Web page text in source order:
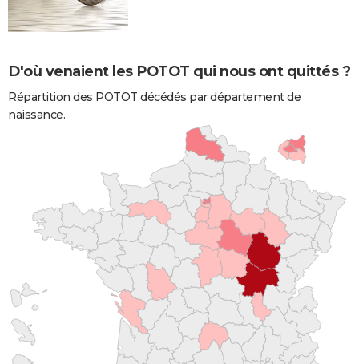
D'où venaient les POTOT qui nous ont quittés ?
Répartition des POTOT décédés par département de
naissance.